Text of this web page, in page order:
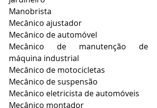
Manobrista
Mecânico ajustador
Mecânico de automóvel
Mecânico de manutenção de
máquina industrial
Mecânico de motocicletas
Mecânico de suspensão
Mecânico eletricista de automóveis
Mecânico montador